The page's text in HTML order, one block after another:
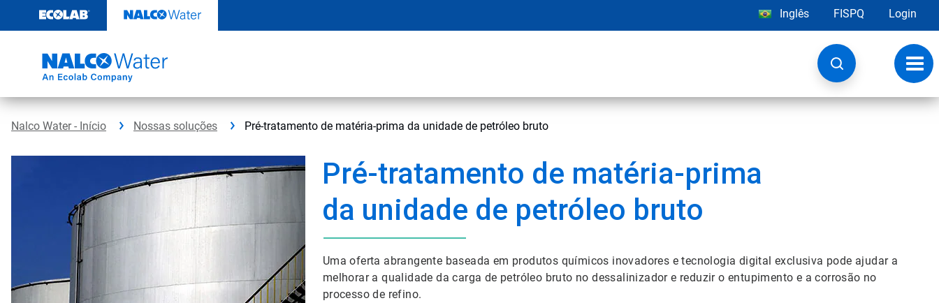
o
Inglês FISPQ Login
Nalco Water - Início Nossas soluções Pré-tratamento de matéria-prima da unidade de petróleo bruto
Pré-tratamento de matéria-prima
da unidade de petróleo bruto
Uma oferta abrangente baseada em produtos químicos inovadores e tecnologia digital exclusiva pode ajudar a
melhorar a qualidade da carga de petróleo bruto no dessalinizador e reduzir o entupimento e a corrosão no
processo de refino.